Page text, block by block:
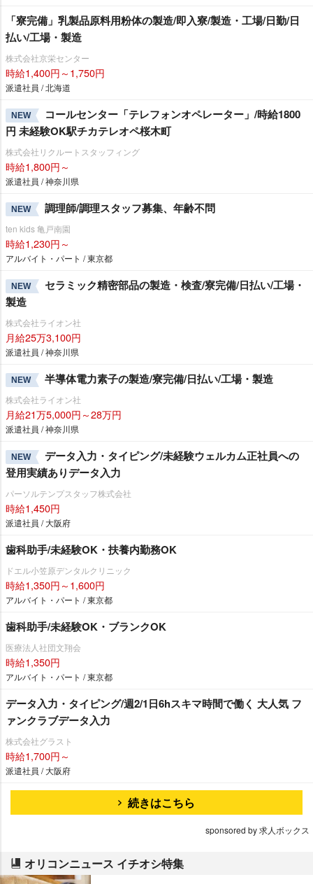
「寮完備」乳製品原料用粉体の製造/即入寮/製造・工場/日勤/日
払い/工場・製造
株式会社京栄センター
時給1,400円～1,750円
派遣社員 / 北海道
NEW
コールセンター「テレフォンオペレーター」/時給1800
円 未経験OK駅チカテレオペ桜木町
株式会社リクルートスタッフィング
時給1,800円～
派遣社員 / 神奈川県
NEW 調理師/調理スタッフ募集、年齢不問
ten kids 亀戸南園
時給1,230円～
アルバイト・パート / 東京都
NEW
セラミック精密部品の製造・検査/寮完備/日払い/工場・
製造
株式会社ライオン社
月給25万3,100円
派遣社員 / 神奈川県
NEW 半導体電力素子の製造/寮完備/日払い/工場・製造
株式会社ライオン社
月給21万5,000円～28万円
派遣社員 / 神奈川県
NEW
データ入力・タイピング/未経験ウェルカム正社員への
登用実績ありデータ入力
パーソルテンプスタッフ株式会社
時給1,450円
派遣社員 / 大阪府
歯科助手/未経験OK・扶養内勤務OK
ドエル小笠原デンタルクリニック
時給1,350円～1,600円
アルバイト・パート / 東京都
歯科助手/未経験OK・ブランクOK
医療法人社団文翔会
時給1,350円
アルバイト・パート / 東京都
データ入力・タイピング/週2/1日6hスキマ時間で働く 大人気 フ
ァンクラブデータ入力
株式会社グラスト
時給1,700円～
派遣社員 / 大阪府
続きはこちら
sponsored by 求人ボックス
オリコンニュース イチオシ特集